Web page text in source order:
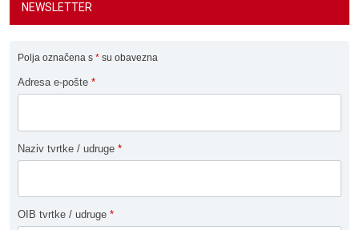
NEWSLETTER
Polja označena s * su obavezna
Adresa e-pošte *
Naziv tvrtke / udruge *
OIB tvrtke / udruge *